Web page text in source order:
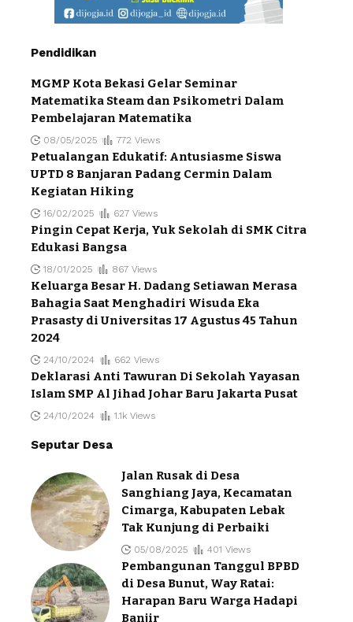
Pendidikan
MGMP Kota Bekasi Gelar Seminar
Matematika Steam dan Psikometri Dalam
Pembelajaran Matematika
08/05/2025 772 Views
Petualangan Edukatif: Antusiasme Siswa
UPTD 8 Banjaran Padang Cermin Dalam
Kegiatan Hiking
16/02/2025 627 Views
Pingin Cepat Kerja, Yuk Sekolah di SMK Citra
Edukasi Bangsa
18/01/2025 867 Views
Keluarga Besar H. Dadang Setiawan Merasa
Bahagia Saat Menghadiri Wisuda Eka
Prasasty di Universitas 17 Agustus 45 Tahun
2024
24/10/2024 662 Views
Deklarasi Anti Tawuran Di Sekolah Yayasan
Islam SMP Al Jihad Johar Baru Jakarta Pusat
24/10/2024 1.1k Views
Seputar Desa
Jalan Rusak di Desa
Sanghiang Jaya, Kecamatan
Cimarga, Kabupaten Lebak
Tak Kunjung di Perbaiki
05/08/2025 401 Views
Pembangunan Tanggul BPBD
di Desa Bunut, Way Ratai:
Harapan Baru Warga Hadapi
Banjir